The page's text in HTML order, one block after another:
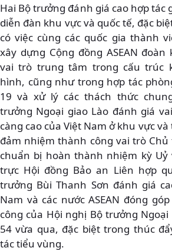
Hai Bộ trưởng đánh giá cao hợp tác
diễn đàn khu vực và quốc tế, đặc
có việc cùng các quốc gia thành
xây dựng Cộng đồng ASEAN
vai trò trung tâm trong cấu trúc
hình, cũng như trong hợp tác
19 và xử lý các thách thức
trưởng Ngoại giao Lào đánh giá
càng cao của Việt Nam ở khu vực
đảm nhiệm thành công vai trò Chủ
chuẩn bị hoàn thành nhiệm kỳ
trực Hội đồng Bảo an Liên hợp
trưởng Bùi Thanh Sơn đánh giá
Nam và các nước ASEAN đóng
công của Hội nghị Bộ trưởng Ngoại
54 vừa qua, đặc biệt trong thúc
tác tiểu vùng.